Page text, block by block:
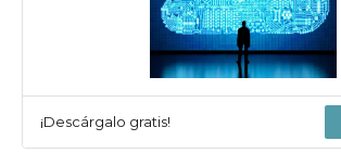
¡Descárgalo gratis!